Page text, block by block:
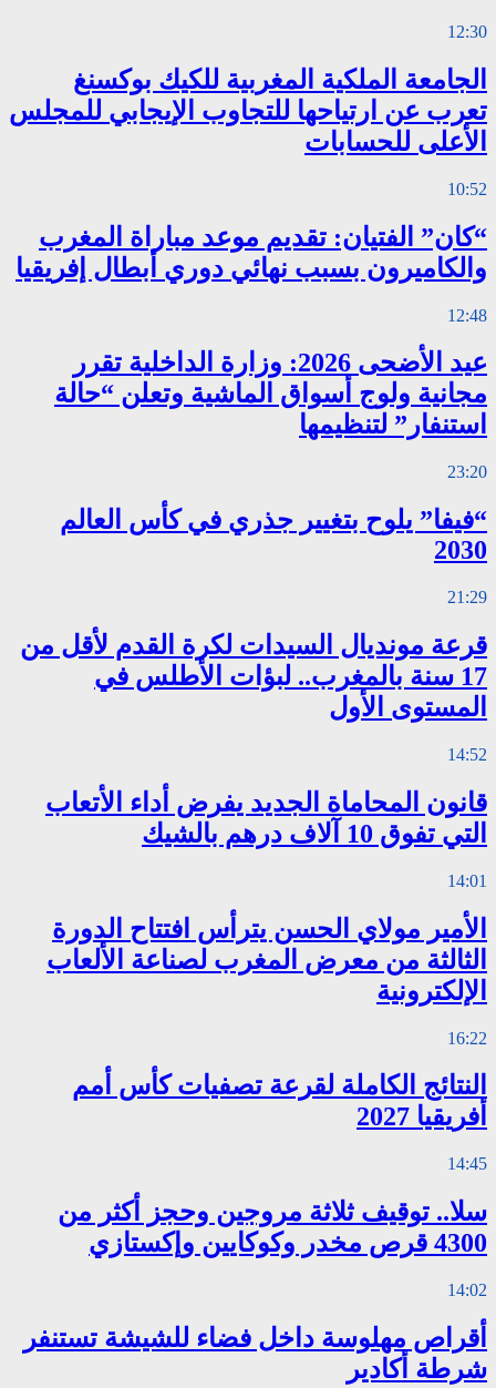
12:30
الجامعة الملكية المغربية للكيك بوكسنغ
تعرب عن ارتياحها للتجاوب الإيجابي للمجلس
الأعلى للحسابات
10:52
“كان” الفتيان: تقديم موعد مباراة المغرب
والكاميرون بسبب نهائي دوري أبطال إفريقيا
12:48
عيد الأضحى 2026: وزارة الداخلية تقرر
مجانية ولوج أسواق الماشية وتعلن “حالة
استنفار” لتنظيمها
23:20
“فيفا” يلوح بتغيير جذري في كأس العالم
2030
21:29
قرعة مونديال السيدات لكرة القدم لأقل من
17 سنة بالمغرب.. لبؤات الأطلس في
المستوى الأول
14:52
قانون المحاماة الجديد يفرض أداء الأتعاب
التي تفوق 10 آلاف درهم بالشيك
14:01
الأمير مولاي الحسن يترأس افتتاح الدورة
الثالثة من معرض المغرب لصناعة الألعاب
الإلكترونية
16:22
النتائج الكاملة لقرعة تصفيات كأس أمم
أفريقيا 2027
14:45
سلا.. توقيف ثلاثة مروجين وحجز أكثر من
4300 قرص مخدر وكوكايين وإكستازي
14:02
أقراص مهلوسة داخل فضاء للشيشة تستنفر
شرطة أكادير